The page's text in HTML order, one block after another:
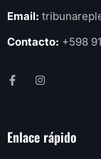
Email:
Contacto: +598
Enlace rápido